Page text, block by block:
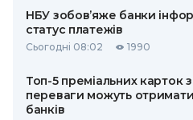
НБУ зобов’яже банки
статус платежів
Сьогодні 08:02 1990
Топ-5 преміальних карток
переваги можуть отримати
банків